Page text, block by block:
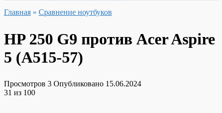
Главная » Сравнение ноутбуков
HP 250 G9 против Acer Aspire
5 (A515-57)
Просмотров 3 Опубликовано 15.06.2024
31 из 100